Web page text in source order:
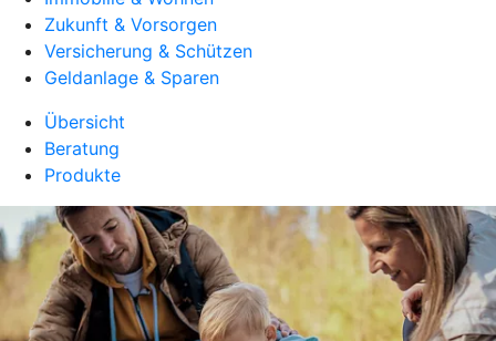
Zukunft & Vorsorgen
Versicherung & Schützen
Geldanlage & Sparen
Übersicht
Beratung
Produkte